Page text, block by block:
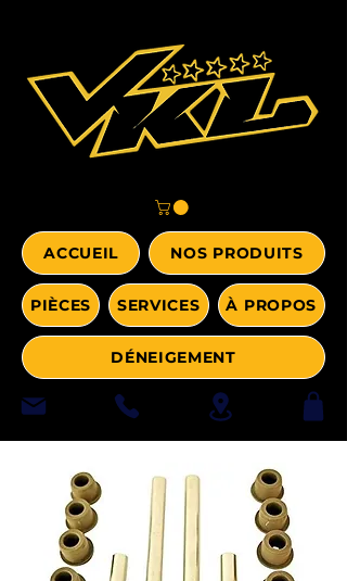
ACCUEIL NOS PRODUITS
PIÈCES SERVICES À PROPOS
DÉNEIGEMENT